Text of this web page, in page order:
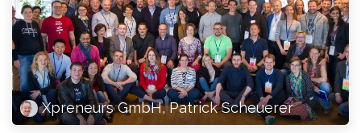
Xpreneurs GmbH, Patrick Scheuerer